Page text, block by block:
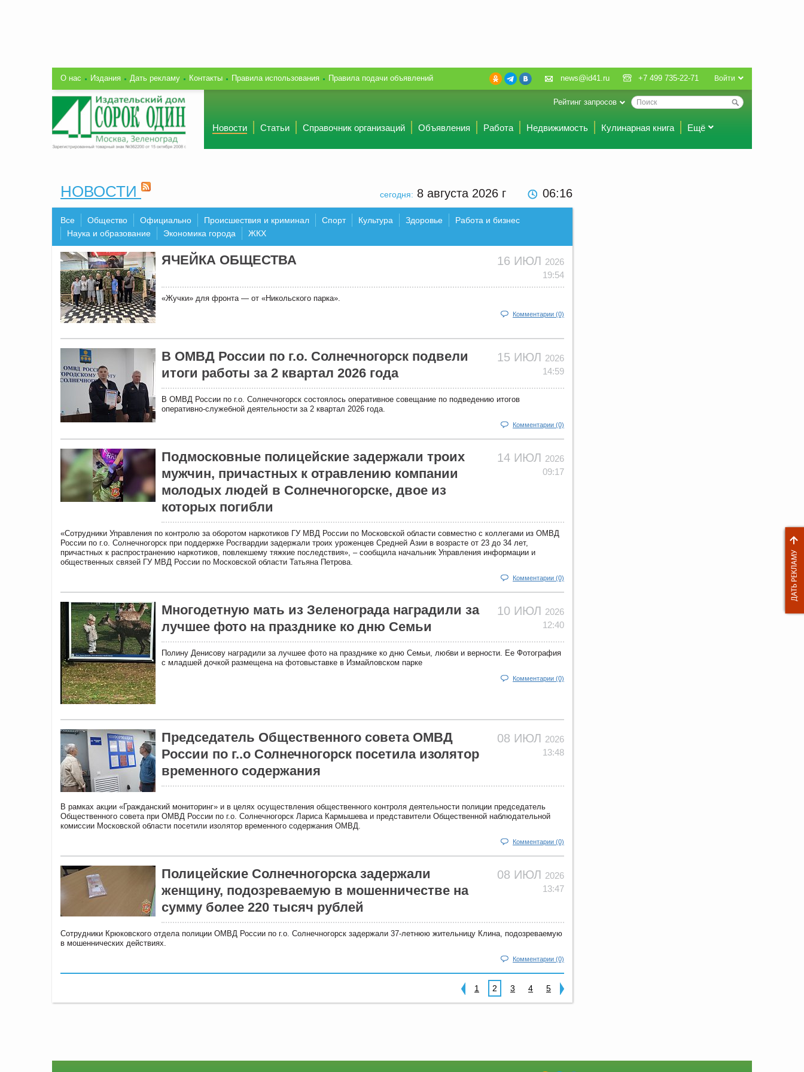
О нас Издания Дать рекламу Контакты Правила использования Правила подачи объявлений Войти
news@id41.ru +7 499 735-22-71
Рейтинг запросов
Новости Статьи Справочник организаций Объявления Работа Недвижимость Кулинарная книга Ещё
сегодня: 8 августа 2026 г 06 16
НОВОСТИ
Все Общество Официально Происшествия и криминал Спорт Культура Здоровье
Работа и бизнес
Наука и образование
Экономика города ЖКХ
16 ИЮЛ 2026
19:54
ЯЧЕЙКА ОБЩЕСТВА
«Жучки» для фронта — от «Никольского парка».
Комментарии (0)
15 ИЮЛ 2026
14:59
В ОМВД России по г.о. Солнечногорск подвели
итоги работы за 2 квартал 2026 года
В ОМВД России по г.о. Солнечногорск состоялось оперативное совещание по подведению итогов
оперативно-служебной деятельности за 2 квартал 2026 года.
Комментарии (0)
14 ИЮЛ 2026
09:17
Подмосковные полицейские задержали троих
мужчин, причастных к отравлению компании
молодых людей в Солнечногорске, двое из
которых погибли
«Сотрудники Управления по контролю за оборотом наркотиков ГУ МВД России по Московской области совместно с коллегами из ОМВД
России по г.о. Солнечногорск при поддержке Росгвардии задержали троих уроженцев Средней Азии в возрасте от 23 до 34 лет,
причастных к распространению наркотиков, повлекшему тяжкие последствия», – сообщила начальник Управления информации и
общественных связей ГУ МВД России по Московской области Татьяна Петрова.
Комментарии (0)
10 ИЮЛ 2026
12:40
Многодетную мать из Зеленограда наградили за
лучшее фото на празднике ко дню Семьи
Полину Денисову наградили за лучшее фото на празднике ко дню Семьи, любви и верности. Ее Фотография
с младшей дочкой размещена на фотовыставке в Измайловском парке
Комментарии (0)
08 ИЮЛ 2026
13:48
Председатель Общественного совета ОМВД
России по г..о Солнечногорск посетила изолятор
временного содержания
В рамках акции «Гражданский мониторинг» и в целях осуществления общественного контроля деятельности полиции председатель
Общественного совета при ОМВД России по г.о. Солнечногорск Лариса Кармышева и представители Общественной наблюдательной
комиссии Московской области посетили изолятор временного содержания ОМВД.
Комментарии (0)
08 ИЮЛ 2026
13:47
Полицейские Солнечногорска задержали
женщину, подозреваемую в мошенничестве на
сумму более 220 тысяч рублей
Сотрудники Крюковского отдела полиции ОМВД России по г.о. Солнечногорск задержали 37-летнюю жительницу Клина, подозреваемую
в мошеннических действиях.
Комментарии (0)
1 2 3 4 5